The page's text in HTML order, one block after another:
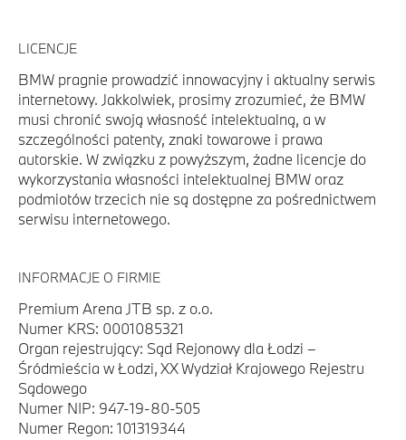
LICENCJE
BMW pragnie prowadzić innowacyjny i aktualny serwis
internetowy. Jakkolwiek, prosimy zrozumieć, że BMW
musi chronić swoją własność intelektualną, a w
szczególności patenty, znaki towarowe i prawa
autorskie. W związku z powyższym, żadne licencje do
wykorzystania własności intelektualnej BMW oraz
podmiotów trzecich nie są dostępne za pośrednictwem
serwisu internetowego.
INFORMACJE O FIRMIE
Premium Arena JTB sp. z o.o.
Numer KRS: 0001085321
Organ rejestrujący: Sąd Rejonowy dla Łodzi –
Śródmieścia w Łodzi, XX Wydział Krajowego Rejestru
Sądowego
Numer NIP: 947-19-80-505
Numer Regon: 101319344